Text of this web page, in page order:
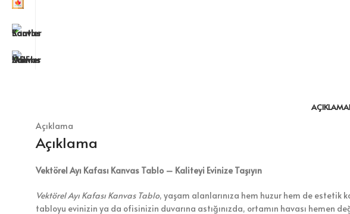
AÇIKLAMA
Açıklama
Açıklama
Vektörel Ayı Kafası Kanvas Tablo – Kaliteyi Evinize Taşıyın
Vektörel Ayı Kafası Kanvas Tablo, yaşam alanlarınıza hem huzur hem de estetik
tabloyu evinizin ya da ofisinizin duvarına astığınızda, ortamın havası hemen